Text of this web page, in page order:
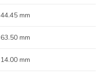
44.45 mm
63.50 mm
14.00 mm